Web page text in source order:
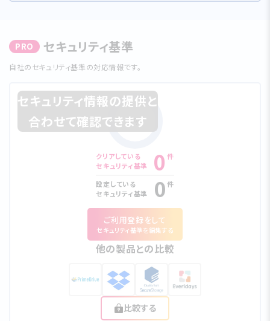
PRO セキュリティ基準
⾃社のセキュリティ基準の対応情報です。
0%
クリアしている
セキュリティ基準
0 件
設定している
セキュリティ基準
0 件
ご利⽤登録をして
セキュリティ基準を編集する
他の製品との比較
比較する
セキュリティ情報の提供と
合わせて確認できます